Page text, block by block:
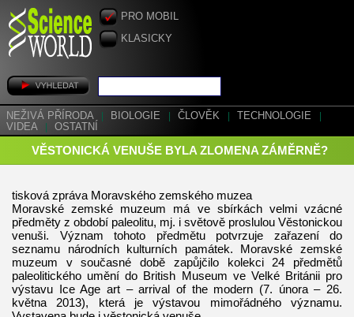
PRO MOBIL
KLASICKY
NEŽIVÁ PŘÍRODA BIOLOGIE ČLOVĚK TECHNOLOGIE
VIDEA
OSTATNÍ
VĚSTONICKÁ VENUŠE BYLA ZLOMENA ZÁMĚRNĚ?
tisková zpráva Moravského zemského muzea
Moravské zemské muzeum má ve sbírkách velmi vzácné
předměty z období paleolitu, mj. i světově proslulou Věstonickou
venuši. Význam tohoto předmětu potvrzuje zařazení do
seznamu národních kulturních památek. Moravské zemské
muzeum v současné době zapůjčilo kolekci 24 předmětů
paleolitického umění do British Museum ve Velké Británii pro
výstavu Ice Age art – arrival of the modern (7. února – 26.
května 2013), která je výstavou mimořádného významu.